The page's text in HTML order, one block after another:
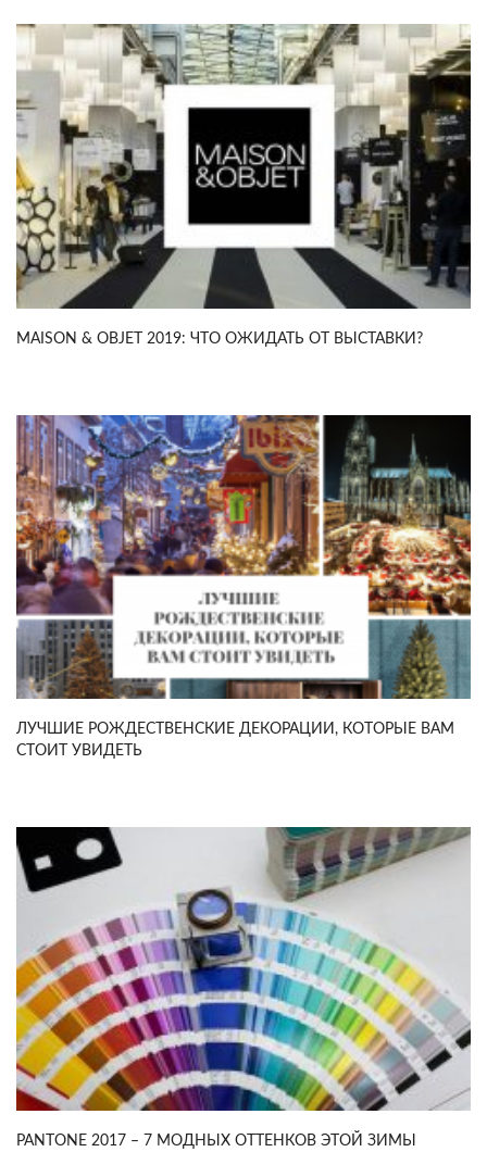
MAISON & OBJET 2019: ЧТО ОЖИДАТЬ ОТ ВЫСТАВКИ?
ЛУЧШИЕ РОЖДЕСТВЕНСКИЕ ДЕКОРАЦИИ, КОТОРЫЕ ВАМ
СТОИТ УВИДЕТЬ
PANTONE 2017 – 7 МОДНЫХ ОТТЕНКОВ ЭТОЙ ЗИМЫ